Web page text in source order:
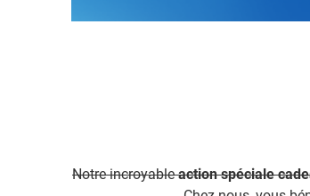
Notre incroyableaction spéciale